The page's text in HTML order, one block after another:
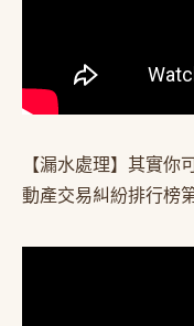
【漏水處理】其實你
動產交易糾紛排行榜